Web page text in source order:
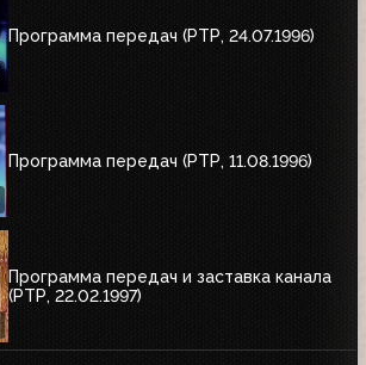
Программа передач (РТР, 24.07.1996)
Программа передач (РТР, 11.08.1996)
Программа передач и заставка канала
(РТР, 22.02.1997)